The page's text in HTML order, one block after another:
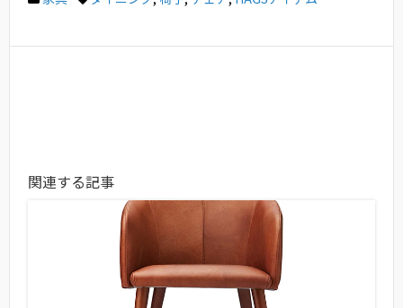
関連する記事